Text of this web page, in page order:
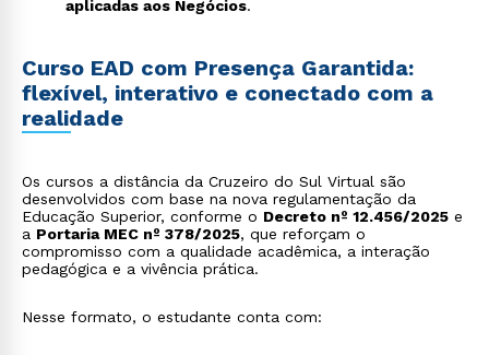
aplicadas aos Negócios.
Curso EAD com Presença Garantida:
flexível, interativo e conectado com a
realidade
Os cursos a distância da Cruzeiro do Sul Virtual são
desenvolvidos com base na nova regulamentação da
Educação Superior, conforme o Decreto nº 12.456/2025 e
a Portaria MEC nº 378/2025, que reforçam o
compromisso com a qualidade acadêmica, a interação
pedagógica e a vivência prática.
Nesse formato, o estudante conta com: